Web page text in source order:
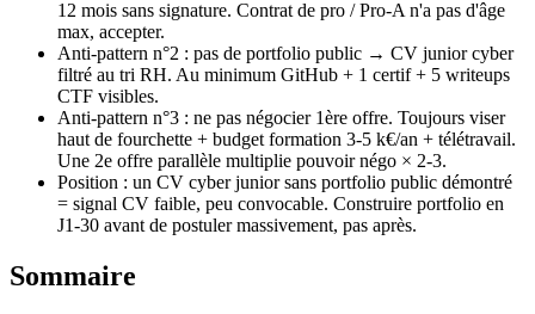
12 mois sans signature. Contrat de pro / Pro-A n'a pas d'âge
max, accepter.
Anti-pattern n°2 : pas de portfolio public → CV junior cyber
filtré au tri RH. Au minimum GitHub + 1 certif + 5 writeups
CTF visibles.
Anti-pattern n°3 : ne pas négocier 1ère offre. Toujours viser
haut de fourchette + budget formation 3-5 k€/an + télétravail.
Une 2e offre parallèle multiplie pouvoir négo × 2-3.
Position : un CV cyber junior sans portfolio public démontré
= signal CV faible, peu convocable. Construire portfolio en
J1-30 avant de postuler massivement, pas après.
Sommaire